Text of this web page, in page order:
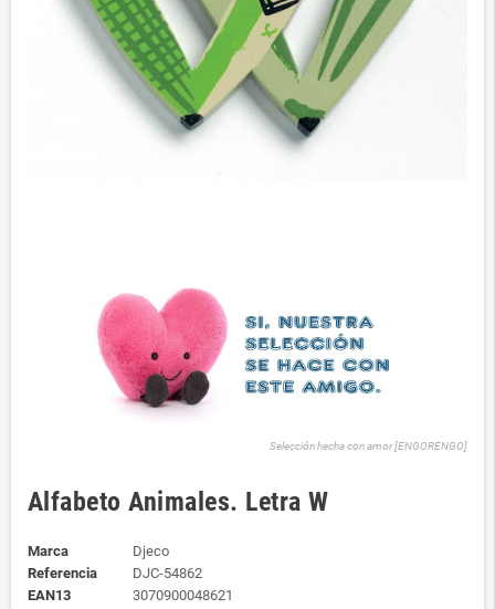
Selección hecha con amor [ENGORENGO]
Alfabeto Animales. Letra W
Marca
Djeco
Referencia
DJC-54862
EAN13
3070900048621